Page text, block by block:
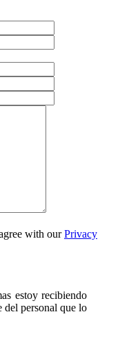
with ourPrivacy
estoy recibiendo
del personal que lo